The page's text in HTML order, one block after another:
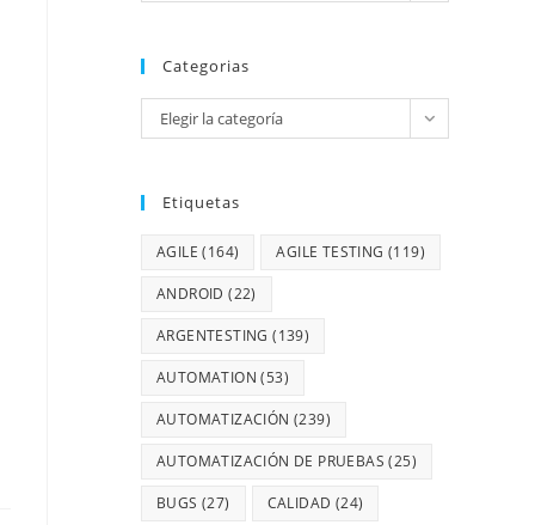
Categorias
Elegir la categoría
Etiquetas
AGILE (164) AGILE TESTING (119)
ANDROID (22)
ARGENTESTING (139)
AUTOMATION (53)
AUTOMATIZACIÓN (239)
AUTOMATIZACIÓN DE PRUEBAS (25)
BUGS (27) CALIDAD (24)